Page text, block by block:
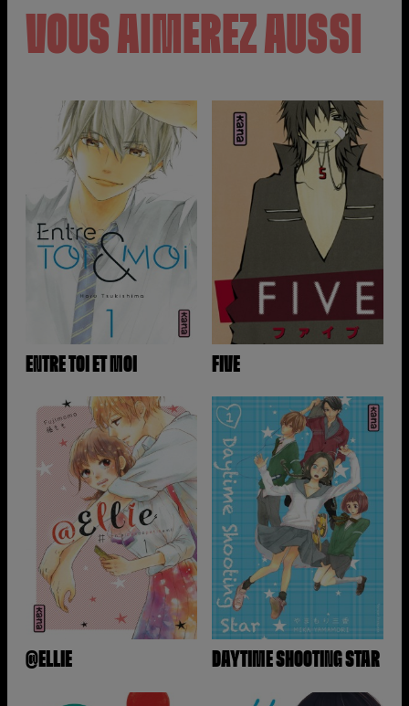
VOUS AIMEREZ AUSSI
ENTRE TOI ET MOI FIVE
@ELLIE DAYTIME SHOOTING STAR